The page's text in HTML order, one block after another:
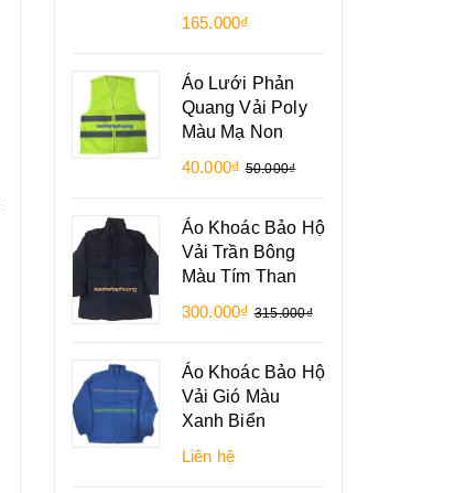
165.000₫
Áo Lưới Phản
Quang Vải Poly
Màu Mạ Non
40.000₫ 50.000₫
Áo Khoác Bảo Hộ
Vải Trần Bông
Màu Tím Than
300.000₫ 315.000₫
Áo Khoác Bảo Hộ
Vải Gió Màu
Xanh Biển
Liên hệ